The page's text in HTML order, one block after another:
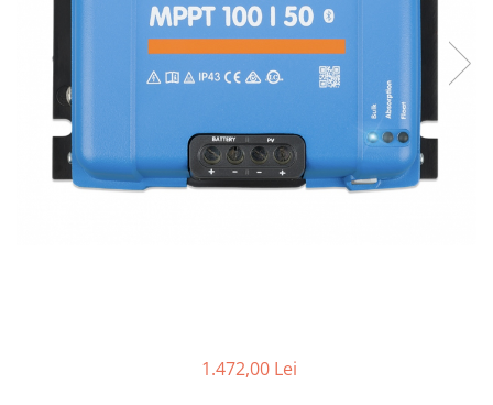
1.472,00 Lei